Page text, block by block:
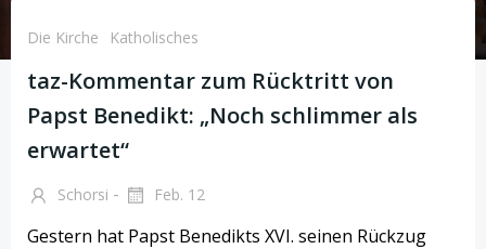
Die Kirche Katholisches
taz-Kommentar zum Rücktritt von
Papst Benedikt: „Noch schlimmer als
erwartet“
Schorsi - Feb. 12
Gestern hat Papst Benedikts XVI. seinen Rückzug